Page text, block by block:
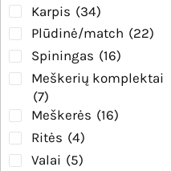
Karpis (34)
Plūdinė/match (22)
Spiningas (16)
Meškerių komplektai
(7)
Meškerės (16)
Ritės (4)
Valai (5)